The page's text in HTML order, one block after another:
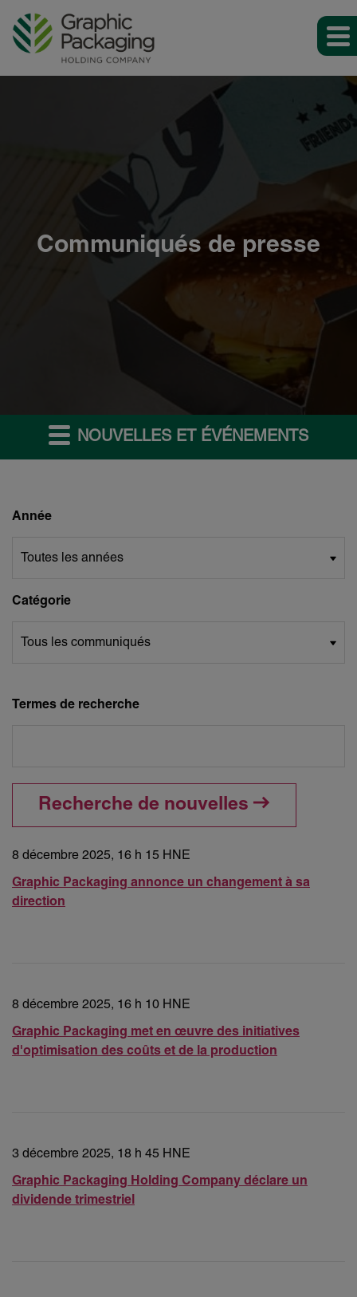
Communiqués de presse
NOUVELLES ET ÉVÉNEMENTS
Année
Catégorie
Termes de recherche
Recherche de nouvelles
8 décembre 2025, 16 h 15 HNE
Graphic Packaging annonce un changement à sa
direction
8 décembre 2025, 16 h 10 HNE
Graphic Packaging met en œuvre des initiatives
d'optimisation des coûts et de la production
3 décembre 2025, 18 h 45 HNE
Graphic Packaging Holding Company déclare un
dividende trimestriel